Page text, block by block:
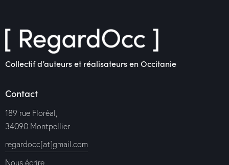
Collectif d’auteurs et réalisateurs en Occitanie
Contact
189 rue Floréal,
34090 Montpellier
regardocc[at]gmail.com
Nous écrire